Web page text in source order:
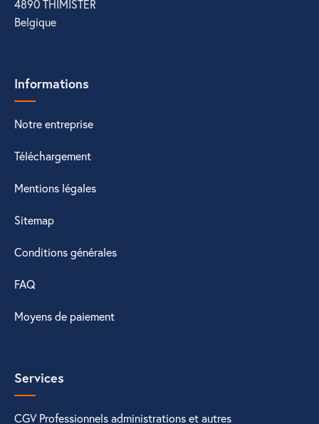
4890 THIMISTER
Belgique
Informations
Notre entreprise
Téléchargement
Mentions légales
Sitemap
Conditions générales
FAQ
Moyens de paiement
Services
CGV Professionnels administrations et autres